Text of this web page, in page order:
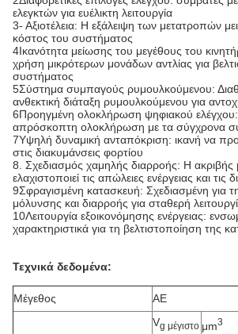
ελεγκτών για ευέλικτη λειτουργία
3- Αξιοτέλεια: Η εξάλειψη των μετατροπών
κόστος του συστήματος
4Ικανότητα μείωσης του μεγέθους του
χρήση μικρότερων μονάδων αντλίας για
συστήματος
5Σύστημα συμπαγούς ρυμουλκούμενου:
ανθεκτική διάταξη ρυμουλκούμενου για
6Προηγμένη ολοκλήρωση ψηφιακού ελέγχου:
απρόσκοπτη ολοκλήρωση με τα σύγχρονα
7Υψηλή δυναμική ανταπόκριση: ικανή να
στις διακυμάνσεις φορτίου
8. Σχεδιασμός χαμηλής διαρροής: Η ακριβής
ελαχιστοποιεί τις απώλειες ενέργειας και τις
9Σφραγισμένη κατασκευή: Σχεδιασμένη για
μόλυνσης και διαρροής για σταθερή
10Λειτουργία εξοικονόμησης ενέργειας:
χαρακτηριστικά για τη βελτιστοποίηση της
Τεχνικά δεδομένα:
Μέγεθος ΑΕ
Vg μέγιστο μm3